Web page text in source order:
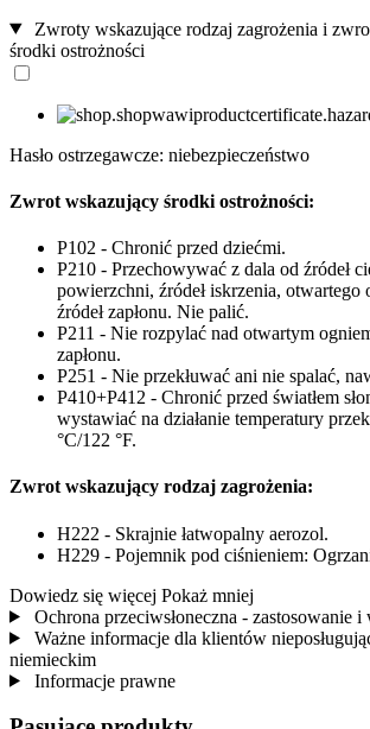
Zwroty wskazujące rodzaj zagrożenia i
środki ostrożności
Hasło ostrzegawcze: niebezpieczeństwo
Zwrot wskazujący środki ostrożności:
P102 - Chronić przed dziećmi.
P210 - Przechowywać z dala od źródeł
powierzchni, źródeł iskrzenia, otwartego
źródeł zapłonu. Nie palić.
P211 - Nie rozpylać nad otwartym
zapłonu.
P251 - Nie przekłuwać ani nie spalać,
P410+P412 - Chronić przed światłem
wystawiać na działanie temperatury
°C/122 °F.
Zwrot wskazujący rodzaj zagrożenia:
H222 - Skrajnie łatwopalny aerozol.
H229 - Pojemnik pod ciśnieniem:
Dowiedz się więcej Pokaż mniej
Ochrona przeciwsłoneczna - zastosowanie
Ważne informacje dla klientów
niemieckim
Informacje prawne